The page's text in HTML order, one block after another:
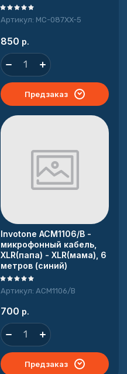
Артикул: MC-087XX-5
850 р.
Предзаказ
Invotone ACM1106/B -
микрофонный кабель,
XLR(папа) - XLR(мама), 6
метров (синий)
Артикул: ACM1106/B
700 р.
Предзаказ